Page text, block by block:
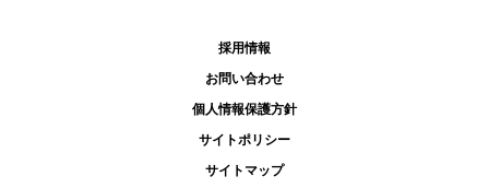
採用情報
お問い合わせ
個人情報保護方針
サイトポリシー
サイトマップ